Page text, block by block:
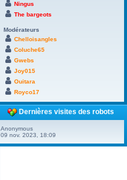
Ningus
The bargeots
Modérateurs
Chelloisangles
Coluche65
Gwebs
Joy015
Ouitara
Royco17
Dernières visites des robots
Anonymous
09 nov. 2023, 18:09